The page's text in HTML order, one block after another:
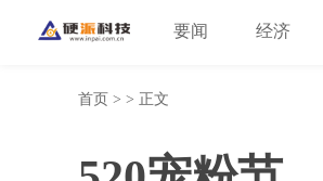
要闻 经济
首页 > > 正文